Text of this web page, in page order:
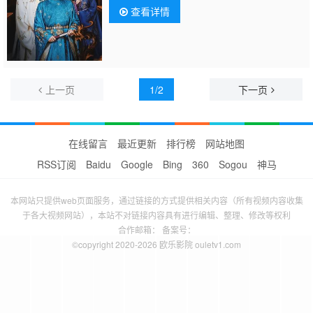
查看详情
上一页 1/2 下一页
在线留言 最近更新 排行榜
网站地图
RSS订阅
Baidu Google Bing 360 Sogou 神马
本网站只提供web页面服务，通过链接的方式提供相关内容（所有视频内容收集
于各大视频网站），本站不对链接内容具有进行编辑、整理、修改等权利
合作邮箱： 备案号：
©copyright 2020-2026 欧乐影院 ouletv1.com